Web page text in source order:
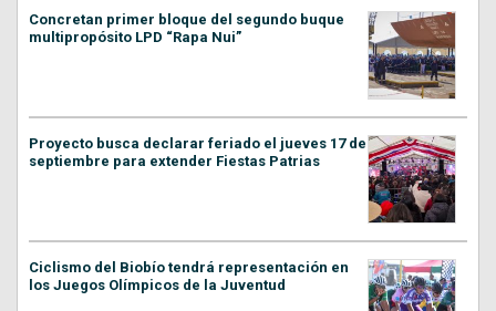
Concretan primer bloque del segundo buque
multipropósito LPD “Rapa Nui”
Proyecto busca declarar feriado el jueves 17 de
septiembre para extender Fiestas Patrias
Ciclismo del Biobío tendrá representación en
los Juegos Olímpicos de la Juventud